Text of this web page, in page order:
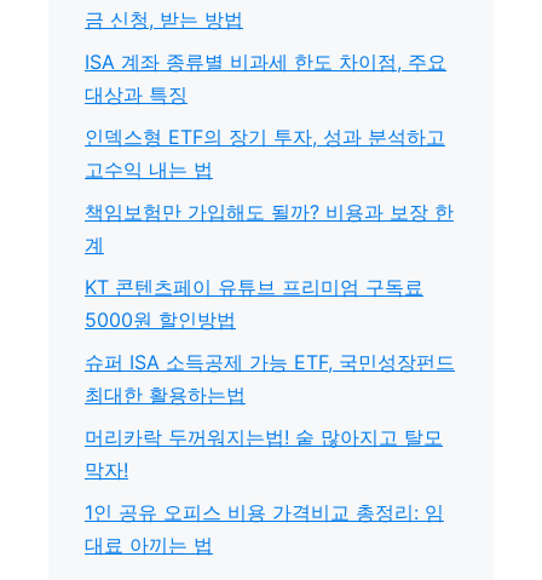
금 신청, 받는 방법
ISA 계좌 종류별 비과세 한도 차이점, 주요
대상과 특징
인덱스형 ETF의 장기 투자, 성과 분석하고
고수익 내는 법
책임보험만 가입해도 될까? 비용과 보장 한
계
KT 콘텐츠페이 유튜브 프리미엄 구독료
5000원 할인방법
슈퍼 ISA 소득공제 가능 ETF, 국민성장펀드
최대한 활용하는법
머리카락 두꺼워지는법! 숱 많아지고 탈모
막자!
1인 공유 오피스 비용 가격비교 총정리: 임
대료 아끼는 법